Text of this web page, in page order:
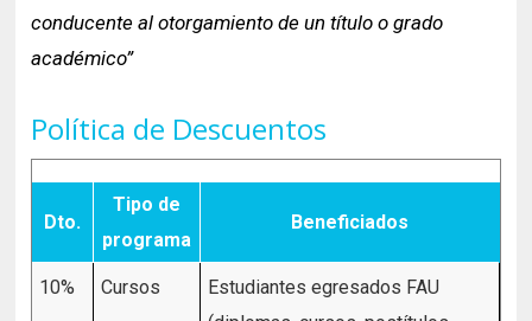
conducente al otorgamiento de un título o grado
académico”
Política de Descuentos
Dto.
Tipo de
programa
Beneficiados
10% Cursos
Estudiantes egresados FAU